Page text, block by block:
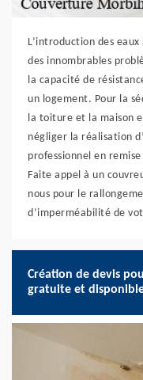
L’introduction des
des innombrables
la capacité de
un logement. Pour la
la toiture et la maison
négliger la réalisation
professionnel en
Faite appel à un
nous pour le
d’imperméabilité de
Création de devis
gratuite et